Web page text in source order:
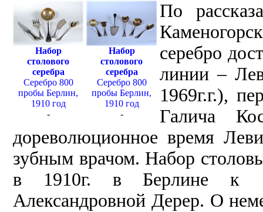
Набор
столового
серебра
Серебро 800
пробы Берлин,
1910 год
-
Набор
столового
серебра
Серебро 800
пробы Берлин,
1910 год
-
По
серебро
линии –
1969г.г.),
Галича
дореволюционное время
зубным врачом. Набор
в 1910г. в Берлине к
Александровной Дерер. О